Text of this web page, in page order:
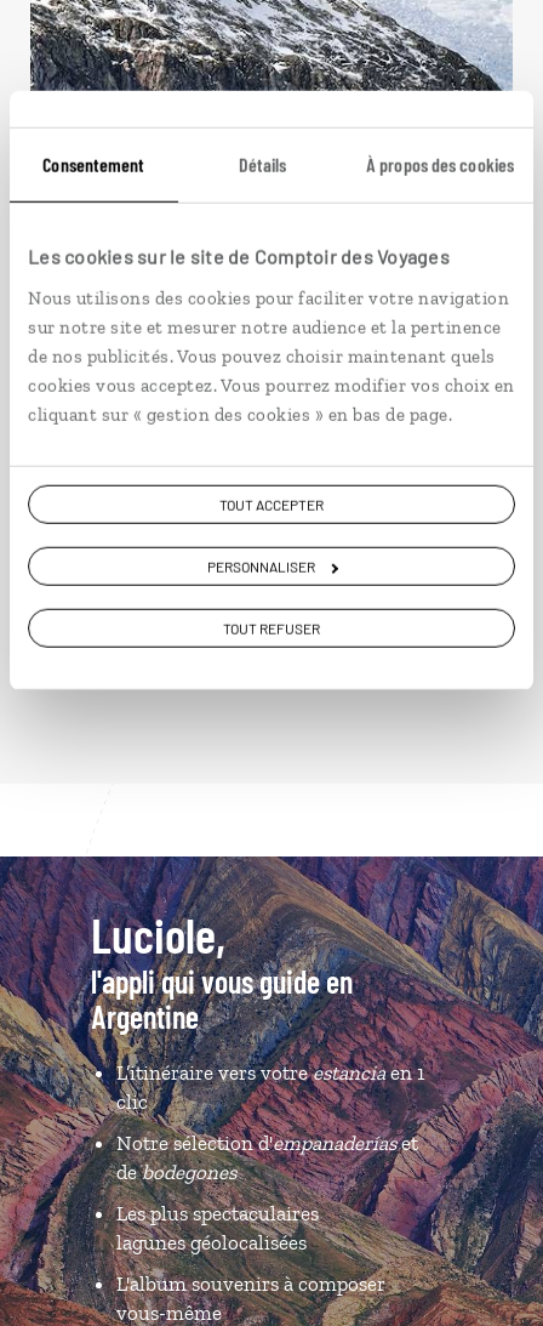
Consentement Détails À propos des cookies
Les cookies sur le site de Comptoir des Voyages
Nous utilisons des cookies pour faciliter votre navigation
sur notre site et mesurer notre audience et la pertinence
de nos publicités. Vous pouvez choisir maintenant quels
cookies vous acceptez. Vous pourrez modifier vos choix en
cliquant sur « gestion des cookies » en bas de page.
TOUT ACCEPTER
PERSONNALISER
TOUT REFUSER
Croisière de glace en Terre
de Feu
Croisière Chili et Argentine en Terre de Feu, en
passant par le cap Horn.
11 jours / 9 nuits
Luciole,
l'appli qui vous guide en
Argentine
L’itinéraire vers votreestanciaen 1
clic
Notre sélection d'empanaderíaset
debodegones
Les plus spectaculaires
lagunes géolocalisées
L'album souvenirs à composer
vous-même